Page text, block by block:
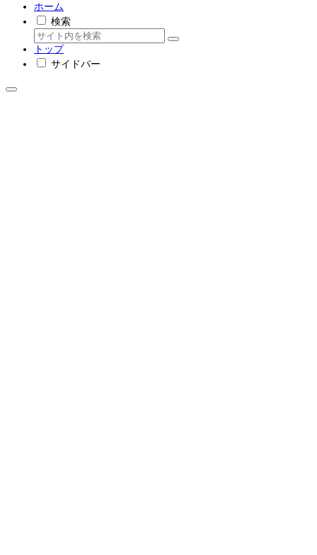
ホーム
検索
トップ
サイドバー